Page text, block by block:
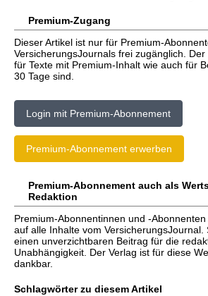
Premium-Zugang
Dieser Artikel ist nur für Premium-
VersicherungsJournals frei zugänglich.
für Texte mit Premium-Inhalt wie auch für
30 Tage sind.
Login mit Premium-Abonnement
Premium-Abonnement erwerben
Premium-Abonnement auch als
Redaktion
Premium-Abonnentinnen und -
auf alle Inhalte vom VersicherungsJournal.
einen unverzichtbaren Beitrag für die
Unabhängigkeit. Der Verlag ist für diese
dankbar.
Schlagwörter zu diesem Artikel